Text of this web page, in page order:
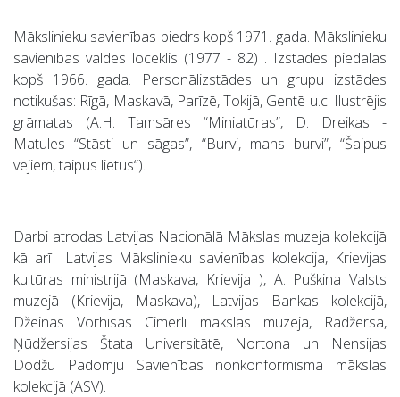
Mākslinieku savienības biedrs kopš 1971. gada. Mākslinieku
savienības valdes loceklis (1977 - 82) . Izstādēs piedalās
kopš 1966. gada. Personālizstādes un grupu izstādes
notikušas: Rīgā, Maskavā, Parīzē, Tokijā, Gentē u.c. Ilustrējis
grāmatas (A.H. Tamsāres “Miniatūras”, D. Dreikas -
Matules “Stāsti un sāgas”, “Burvi, mans burvi”, “Šaipus
vējiem, taipus lietus“).
Darbi atrodas Latvijas Nacionālā Mākslas muzeja kolekcijā
kā arī Latvijas Mākslinieku savienības kolekcija, Krievijas
kultūras ministrijā (Maskava, Krievija ), A. Puškina Valsts
muzejā (Krievija, Maskava), Latvijas Bankas kolekcijā,
Džeinas Vorhīsas Cimerlī mākslas muzejā, Radžersa,
Ņūdžersijas Štata Universitātē, Nortona un Nensijas
Dodžu Padomju Savienības nonkonformisma mākslas
kolekcijā (ASV).